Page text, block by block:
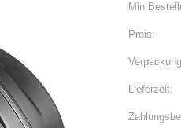
Min
Preis:
Lieferzeit: